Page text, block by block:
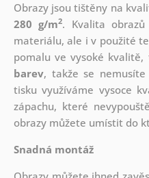
Obrazy jsou tištěny na
280 g/m2. Kvalita
materiálu, ale i v použité
pomalu ve vysoké kvalitě,
barev, takže se nemusíte
tisku využíváme vysoce
zápachu, které
obrazy můžete umístit do
Snadná montáž